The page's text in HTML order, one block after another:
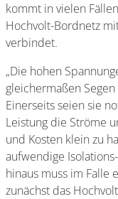
kommt in vielen
Hochvolt-Bordnetz
verbindet.
„Die hohen
gleichermaßen
Einerseits seien sie
Leistung die Ströme
und Kosten klein zu
aufwendige
hinaus muss im Falle
zunächst das